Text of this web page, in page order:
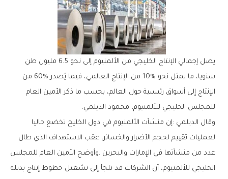
‬للمجلس‭ ‬الخليجي‭ ‬للألمنيوم،‭ ‬محمود‭ ‬الديلمي‭.‬